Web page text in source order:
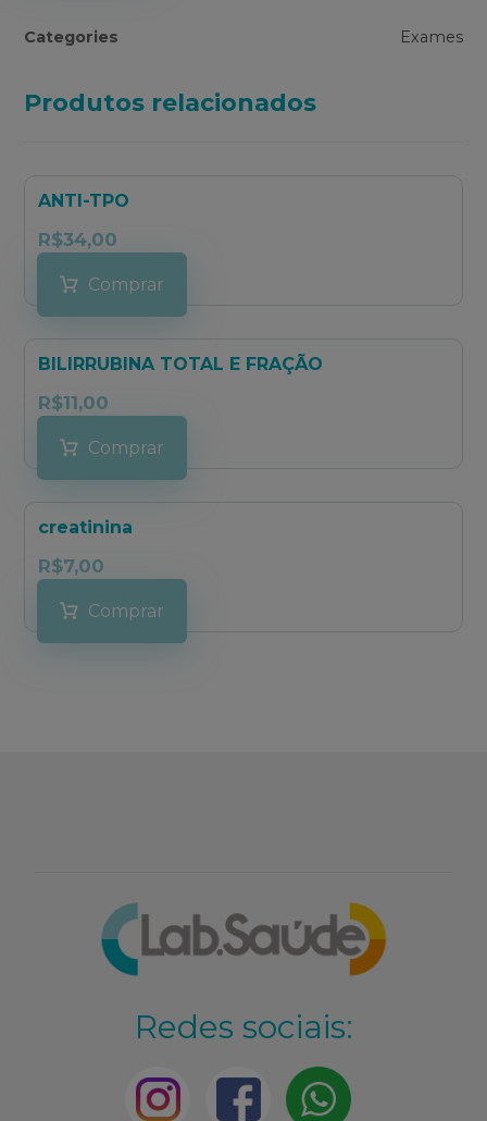
Categories Exames
Produtos relacionados
ANTI-TPO
R$34,00
Comprar
BILIRRUBINA TOTAL E FRAÇÃO
R$11,00
Comprar
creatinina
R$7,00
Comprar
Redes sociais: